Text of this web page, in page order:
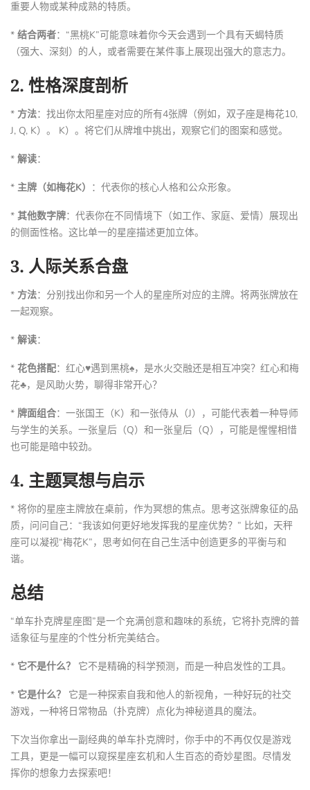
重要人物或某种成熟的特质。
* 结合两者：“黑桃K”可能意味着你今天会遇到一个具有天蝎特质
（强大、深刻）的人，或者需要在某件事上展现出强大的意志力。
2. 性格深度剖析
* 方法：找出你太阳星座对应的所有4张牌（例如，双子座是梅花10,
J, Q, K）。 K）。将它们从牌堆中挑出，观察它们的图案和感觉。
* 解读：
* 主牌（如梅花K） ：代表你的核心人格和公众形象。
* 其他数字牌：代表你在不同情境下（如工作、家庭、爱情）展现出
的侧面性格。这比单一的星座描述更加立体。
3. 人际关系合盘
* 方法：分别找出你和另一个人的星座所对应的主牌。将两张牌放在
一起观察。
* 解读：
* 花色搭配：红心♥遇到黑桃♠，是水火交融还是相互冲突？红心和梅
花♣，是风助火势，聊得非常开心？
* 牌面组合：一张国王（K）和一张侍从（J），可能代表着一种导师
与学生的关系。一张皇后（Q）和一张皇后（Q），可能是惺惺相惜
也可能是暗中较劲。
4. 主题冥想与启示
* 将你的星座主牌放在桌前，作为冥想的焦点。思考这张牌象征的品
质，问问自己：“我该如何更好地发挥我的星座优势？” 比如，天秤
座可以凝视“梅花K”，思考如何在自己生活中创造更多的平衡与和
谐。
总结
“单车扑克牌星座图”是一个充满创意和趣味的系统，它将扑克牌的普
适象征与星座的个性分析完美结合。
* 它不是什么？ 它不是精确的科学预测，而是一种启发性的工具。
* 它是什么？
它是一种探索自我和他人的新视角，一种好玩的社交
游戏，一种将日常物品（扑克牌）点化为神秘道具的魔法。
下次当你拿出一副经典的单车扑克牌时，你手中的不再仅仅是游戏
工具，更是一幅可以窥探星座玄机和人生百态的奇妙星图。尽情发
挥你的想象力去探索吧！